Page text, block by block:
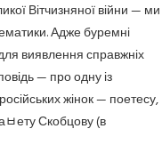
Вітчизняної війни — ми
Адже буремні
виявлення справжніх
— про одну із
жінок — поетесу,
ﾲету Скобцову (в